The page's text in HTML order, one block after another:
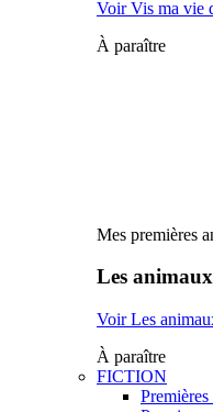
Voir Vis ma vie
À paraître
Mes premières
Les
Voir Les
À paraître
FICTION